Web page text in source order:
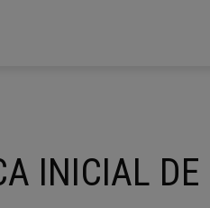
INICIAL